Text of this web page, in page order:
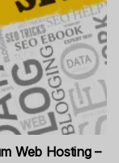
Web Hosting –